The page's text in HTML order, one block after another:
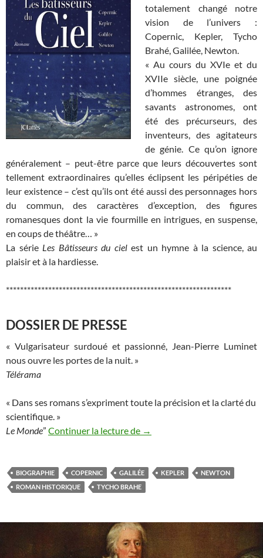
totalement changé notre
vision de l’univers :
Copernic, Kepler, Tycho
Brahé, Galilée, Newton.
« Au cours du XVIe et du
XVIIe siècle, une poignée
d’hommes étranges, des
savants astronomes, ont
été des précurseurs, des
inventeurs, des agitateurs
de génie. Ce qu’on ignore
généralement – peut-être parce que leurs découvertes sont
tellement extraordinaires qu’elles éclipsent les péripéties de
leur existence – c’est qu’ils ont été aussi des personnages hors
du commun, des caractères d’exception, des figures
romanesques dont la vie fourmille en intrigues, en suspense,
en coups de théâtre… »
La série Les Bâtisseurs du cielest un hymne à la science, au
plaisir et à la hardiesse.
****************************************************************
DOSSIER DE PRESSE
« Vulgarisateur surdoué et passionné, Jean-Pierre Luminet
nous ouvre les portes de la nuit. »
Télérama
« Dans ses romans s’expriment toute la précision et la clarté du
scientifique. »
Le Monde” Continuer la lecture de Mes romans : Les bâtisseurs
→
BIOGRAPHIE COPERNIC GALILÉE KEPLER
NEWTON
ROMAN HISTORIQUE
TYCHO BRAHE